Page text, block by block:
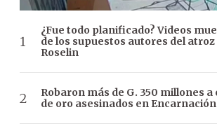
¿Fue todo planificado? Videos
de los supuestos autores del
Roselin
Robaron más de G. 350 millones
de oro asesinados en Encarnación